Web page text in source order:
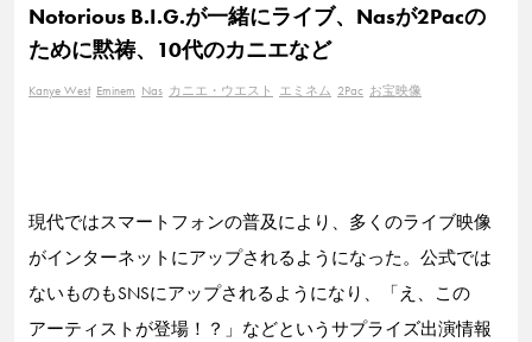
Notorious B.I.G.が一緒にライブ、Nasが2Pacの
ために黙祷、10代のカニエなど
Kanye West Eminem Nas カニエ・ウエスト エミネム 2Pac お宝映像
現代ではスマートフォンの普及により、多くのライブ映像
がインターネットにアップされるようになった。公式では
ないものもSNSにアップされるようになり、「え、この
アーティストが登場！？」などというサプライズ出演情報